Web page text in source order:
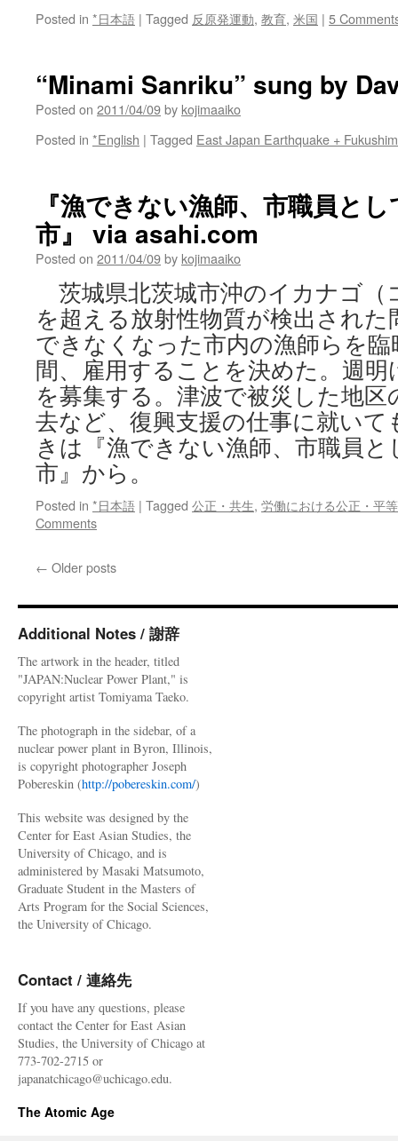
Posted in *日本語 | Tagged 反原発運動, 教育, 米国 | 5
“Minami Sanriku” sung by
Posted on 2011/04/09by kojimaaiko
Posted in *English | Tagged East Japan Earthquake +
『漁できない漁師、市職員と
市』 via asahi.com
Posted on 2011/04/09by kojimaaiko
茨城県北茨城市沖のイカナゴ（
を超える放射性物質が検出され
できなくなった市内の漁師らを
間、雇用することを決めた。週
を募集する。津波で被災した地
去など、復興支援の仕事に就い
きは『漁できない漁師、市職員
市』から。
Posted in *日本語 | Tagged 公正・共生, 労働における公正・平等
Comments
← Older posts
Additional Notes / 謝辞
The artwork in the header, titled
"JAPAN:Nuclear Power Plant," is
copyright artist Tomiyama Taeko.
The photograph in the sidebar, of a
nuclear power plant in Byron, Illinois,
is copyright photographer Joseph
Pobereskin (http://pobereskin.com/)
This website was designed by the
Center for East Asian Studies, the
University of Chicago, and is
administered by Masaki Matsumoto,
Graduate Student in the Masters of
Arts Program for the Social Sciences,
the University of Chicago.
Contact / 連絡先
If you have any questions, please
contact the Center for East Asian
Studies, the University of Chicago at
773-702-2715 or
japanatchicago@uchicago.edu.
The Atomic Age